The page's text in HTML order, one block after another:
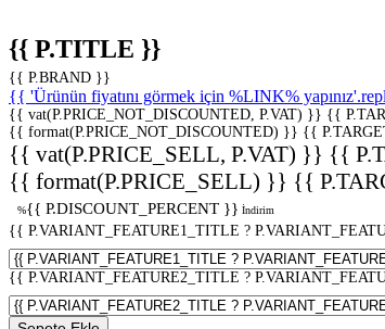
{{ P.TITLE }}
{{ P.BRAND }}
{{ 'Ürünün fiyatını görmek için %LINK%
{{ vat(P.PRICE_NOT_DISCOUNTED, P.VAT) }} {{
{{ format(P.PRICE_NOT_DISCOUNTED) }} {{
{{ vat(P.PRICE_SELL, P.VAT) }} {{
{{ format(P.PRICE_SELL) }} {{
%{{ P.DISCOUNT_PERCENT }} İndirim
{{ P.VARIANT_FEATURE1_TITLE ?
{{ P.VARIANT_FEATURE2_TITLE ?